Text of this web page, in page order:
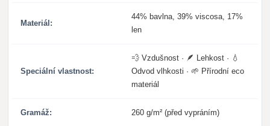
Materiál:
44% bavlna, 39% viscosa, 17%
len
Speciální vlastnost:
💨 Vzdušnost · 🪶 Lehkost · 💧
Odvod vlhkosti · 🌱 Přírodní eco
materiál
Gramáž: 260 g/m² (před vypráním)